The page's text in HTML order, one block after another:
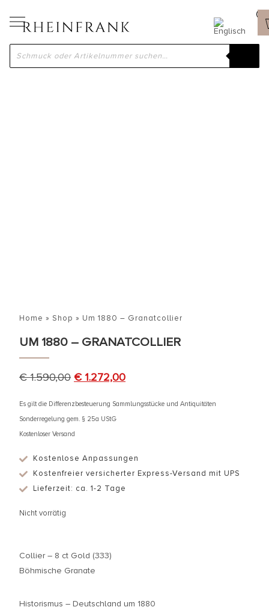
Home » Shop » Um 1880 – Granatcollier
UM 1880 – GRANATCOLLIER
€1.590,00 €1.272,00
Es gilt die Differenzbesteuerung Sammlungsstücke und Antiquitäten
Sonderregelung gem. § 25a UStG
Kostenloser Versand
Kostenlose Anpassungen
Kostenfreier versicherter Express-Versand mit UPS
Lieferzeit: ca. 1-2 Tage
Nicht vorrätig
Collier – 8 ct Gold (333)
Böhmische Granate
Historismus – Deutschland um 1880